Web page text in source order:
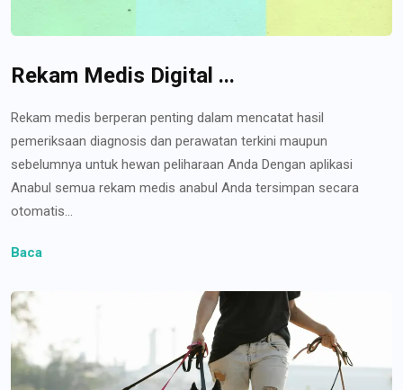
Rekam Medis Digital ...
Rekam medis berperan penting dalam mencatat hasil
pemeriksaan diagnosis dan perawatan terkini maupun
sebelumnya untuk hewan peliharaan Anda Dengan aplikasi
Anabul semua rekam medis anabul Anda tersimpan secara
otomatis...
Baca